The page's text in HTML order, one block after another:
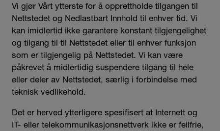
Vi gjør Vårt ytterste for å opprettholde tilgangen til
Nettstedet og Nedlastbart Innhold til enhver tid. Vi
kan imidlertid ikke garantere konstant tilgjengelighet
og tilgang til til Nettstedet eller til enhver funksjon
som er tilgjengelig på Nettstedet. Vi kan være
påkrevet å midlertidig suspendere tilgang til hele
eller deler av Nettstedet, særlig i forbindelse med
teknisk vedlikehold.
Det er herved ytterligere spesifisert at Internett og
IT- eller telekommunikasjonsnettverk ikke er feilfrie,